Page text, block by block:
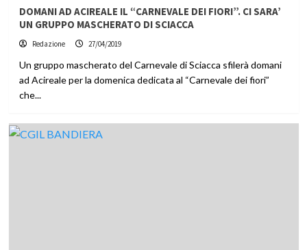
DOMANI AD ACIREALE IL “CARNEVALE DEI FIORI”. CI SARA’
UN GRUPPO MASCHERATO DI SCIACCA
Redazione 27/04/2019
Un gruppo mascherato del Carnevale di Sciacca sfilerà domani
ad Acireale per la domenica dedicata al “Carnevale dei fiori”
che...